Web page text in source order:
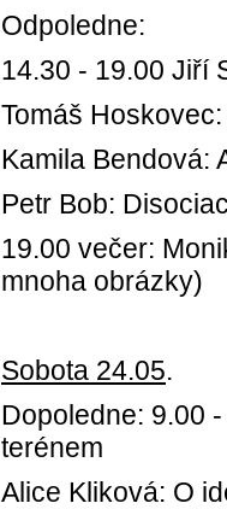
Odpoledne:
14.30 - 19.00 Jiří
Tomáš
Kamila Bendová:
Petr Bob:
19.00 večer:
mnoha obrázky)
Sobota 24.05.
Dopoledne: 9.00
terénem
Alice Kliková: O